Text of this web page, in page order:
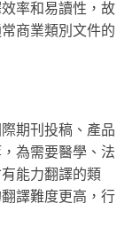
率和易讀性，故
商業類別文件的
期刊投稿、產品
為需要醫學、法
能力翻譯的類
譯難度更高，行